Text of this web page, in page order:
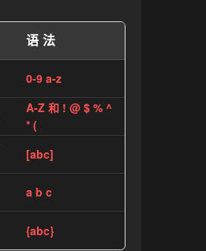
语法
0-9 a-z
A-Z 和 ! @ $ % ^
* (
[abc]
a b c
{abc}